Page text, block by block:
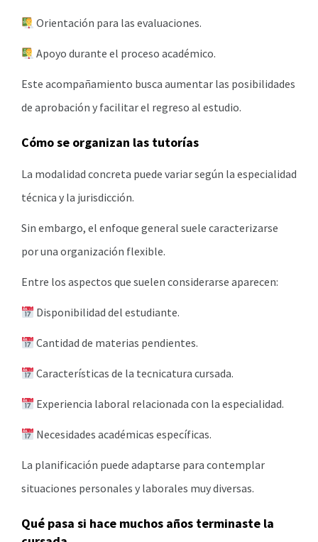
Orientación para las evaluaciones.
Apoyo durante el proceso académico.
Este acompañamiento busca aumentar las posibilidades
de aprobación y facilitar el regreso al estudio.
Cómo se organizan las tutorías
La modalidad concreta puede variar según la especialidad
técnica y la jurisdicción.
Sin embargo, el enfoque general suele caracterizarse
por una organización flexible.
Entre los aspectos que suelen considerarse aparecen:
Disponibilidad del estudiante.
Cantidad de materias pendientes.
Características de la tecnicatura cursada.
Experiencia laboral relacionada con la especialidad.
Necesidades académicas específicas.
La planificación puede adaptarse para contemplar
situaciones personales y laborales muy diversas.
Qué pasa si hace muchos años terminaste la